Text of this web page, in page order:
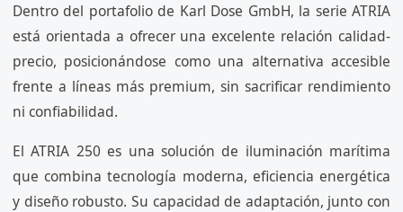
Dentro del portafolio de Karl Dose GmbH, la serie ATRIA
está orientada a ofrecer una excelente relación calidad-
precio, posicionándose como una alternativa accesible
frente a líneas más premium, sin sacrificar rendimiento
ni confiabilidad.
El ATRIA 250 es una solución de iluminación marítima
que combina tecnología moderna, eficiencia energética
y diseño robusto. Su capacidad de adaptación, junto con